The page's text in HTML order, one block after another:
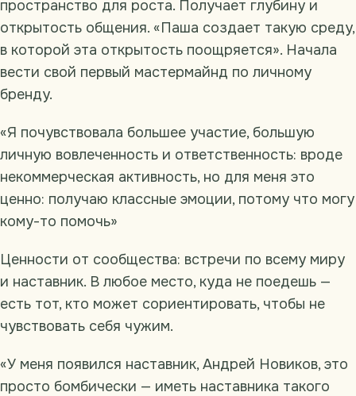
пространство для роста. Получает глубину и
открытость общения. «Паша создает такую среду,
в которой эта открытость поощряется». Начала
вести свой первый мастермайнд по личному
бренду.
«Я почувствовала большее участие, большую
личную вовлеченность и ответственность: вроде
некоммерческая активность, но для меня это
ценно: получаю классные эмоции, потому что могу
кому-то помочь»
Ценности от сообщества: встречи по всему миру
и наставник. В любое место, куда не поедешь —
есть тот, кто может сориентировать, чтобы не
чувствовать себя чужим.
«У меня появился наставник, Андрей Новиков, это
просто бомбически — иметь наставника такого